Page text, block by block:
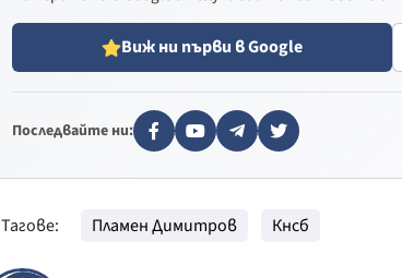
Виж ни първи в Google
Последвайте ни:
Тагове: Пламен Димитров Кнсб